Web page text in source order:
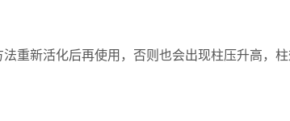
新活化后再使用，否则也会出现柱压升高，柱